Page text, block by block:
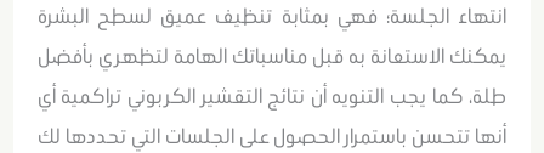
انتهاء الجلسة؛ فهي بمثابة تنظيف عميق لسطح البشرة
يمكنك الاستعانة به قبل مناسباتك الهامة لتظهري بأفضل
طلة، كما يجب التنويه أن نتائج التقشير الكربوني تراكمية أي
أنها تتحسن باستمرار الحصول على الجلسات التي تحددها لك